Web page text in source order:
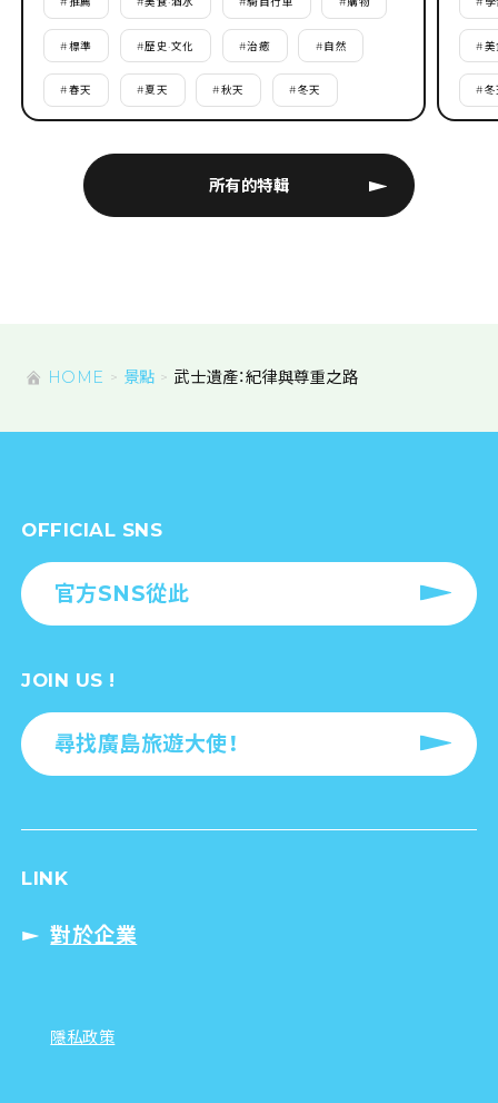
所有的特輯
#標準 #歷史·文化 #治癒 #自然
#春天 #夏天 #秋天 #冬天
#美
#冬
HOME 景點 武士遺產：紀律與尊重之路
OFFICIAL SNS
官方SNS從此
JOIN US !
尋找廣島旅遊大使！
LINK
對於企業
隱私政策